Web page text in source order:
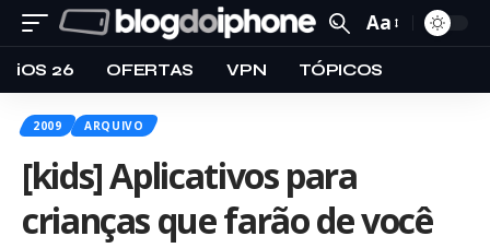
Aa
iOS 26 OFERTAS VPN TÓPICOS
2009 ARQUIVO
[kids] Aplicativos para
crianças que farão de você